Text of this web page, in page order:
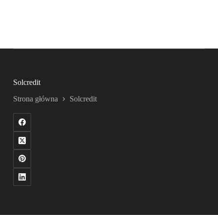
Solcredit
Strona główna Solcredit